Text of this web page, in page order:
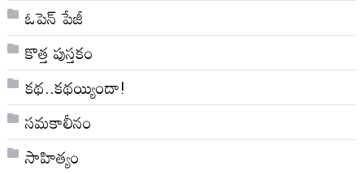
ఓపెన్ పేజీ
కొత్త పుస్తకం
కథ..కథయ్యిందా!
సమకాలీనం
సాహిత్యం